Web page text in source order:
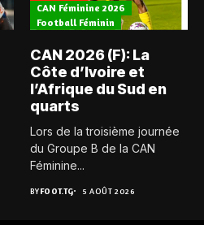
CAN Féminine 2026
Football Féminin
CAN 2026 (F): La
Côte d’Ivoire et
l’Afrique du Sud en
quarts
Lors de la troisième journée
du Groupe B de la CAN
Féminine...
BYFOOT.TG 5 AOÛT 2026